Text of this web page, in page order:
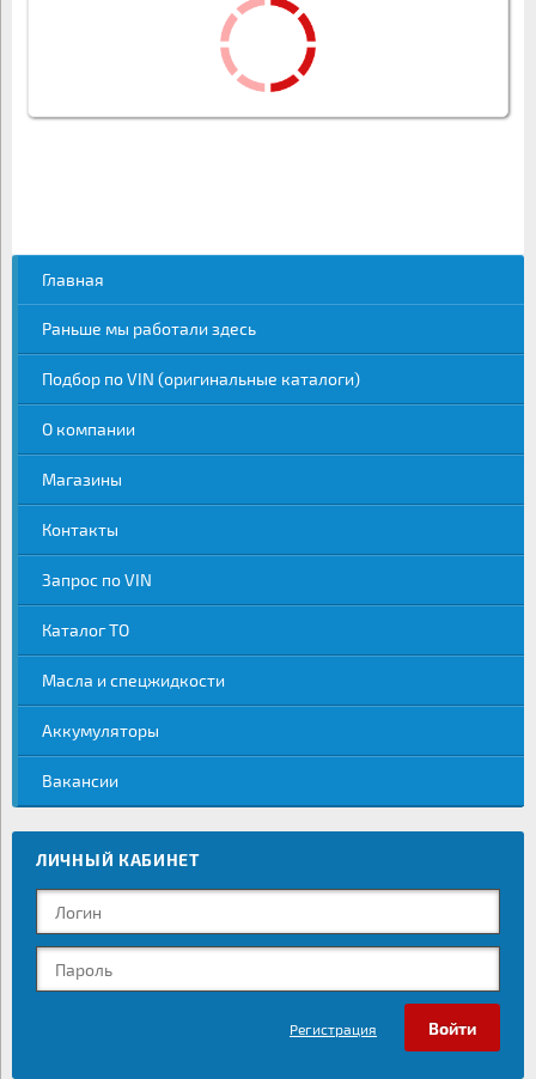
Главная
Раньше мы работали здесь
Подбор по VIN (оригинальные каталоги)
О компании
Магазины
Контакты
Запрос по VIN
Каталог ТО
Масла и спецжидкости
Аккумуляторы
Вакансии
ЛИЧНЫЙ КАБИНЕТ
Регистрация